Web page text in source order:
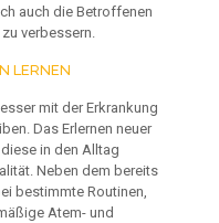
auch die Betroffenen
zu verbessern.
LERNEN
mit der Erkrankung
Das Erlernen neuer
in den Alltag
Neben dem bereits
bestimmte Routinen,
Atem- und